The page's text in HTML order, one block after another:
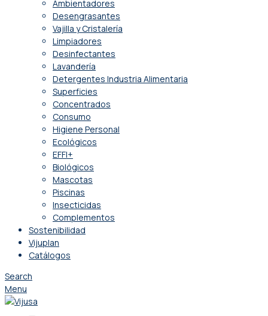
Ambientadores
Desengrasantes
Vajilla y Cristalería
Limpiadores
Desinfectantes
Lavandería
Detergentes Industria Alimentaria
Superficies
Concentrados
Consumo
Higiene Personal
Ecológicos
EFFI+
Biológicos
Mascotas
Piscinas
Insecticidas
Complementos
Sostenibilidad
Vijuplan
Catálogos
Search
Menu